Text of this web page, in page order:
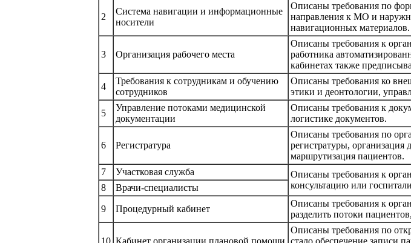
2
Система навигации и информационные
носители
Описаны требования по
направления к МО и
навигационных материалов.
3 Организация рабочего места
Описаны требования к
работника
кабинетах также
4
Требования к сотрудникам и обучению
сотрудников
Описаны требования ко
этики и деонтологии,
5
Управление потоками медицинской
документации
Описаны требования к
логистике документов.
6 Регистратура
Описаны требования по
регистратуры,
маршрутизация пациентов.
7
Участковая служба
Описаны требования к
консультацию или
8 Врачи-специалисты
9 Процедурный кабинет
Описаны требования к
разделить потоки
Описаны требования по